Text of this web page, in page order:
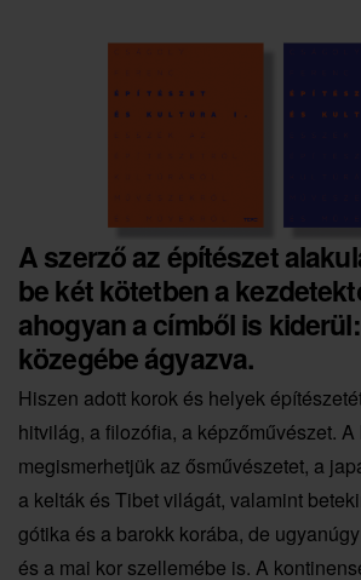
A szerző az építészet
be két kötetben a
ahogyan a címből is
közegébe ágyazva.
Hiszen adott korok és helyek
hitvilág, a filozófia, a képzőművészet.
megismerhetjük az ősművészetet, a
a kelták és Tibet világát, valamint
gótika és a barokk korába, de
és a mai kor szellemébe is. A